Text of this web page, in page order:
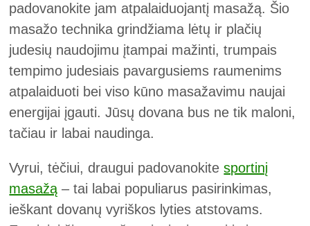
padovanokite jam atpalaiduojantį masažą. Šio
masažo technika grindžiama lėtų ir plačių
judesių naudojimu įtampai mažinti, trumpais
tempimo judesiais pavargusiems raumenims
atpalaiduoti bei viso kūno masažavimu naujai
energijai įgauti. Jūsų dovana bus ne tik maloni,
tačiau ir labai naudinga.
Vyrui, tėčiui, draugui padovanokitesportinį
masažą – tai labai populiarus pasirinkimas,
ieškant dovanų vyriškos lyties atstovams.